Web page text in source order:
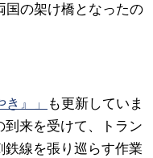
国の架け橋となったの
』」
も更新していま
来を受けて、トラン
線を張り巡らす作業